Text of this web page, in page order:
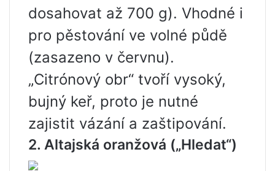
dosahovat až 700 g). Vhodné i
pro pěstování ve volné půdě
(zasazeno v červnu).
„Citrónový obr“ tvoří vysoký,
bujný keř, proto je nutné
zajistit vázání a zaštipování.
2. Altajská oranžová („Hledat“)